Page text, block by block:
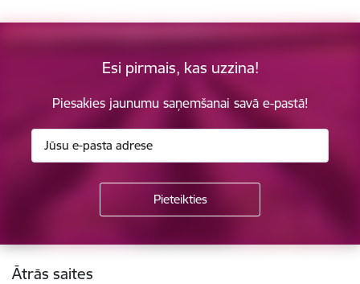
Esi pirmais, kas uzzina!
Piesakies jaunumu saņemšanai savā e-pastā!
Kājene
Ātrās saites